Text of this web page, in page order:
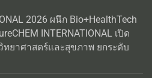
2026 ผนึก Bio+HealthTech
INTERNATIONAL เปิด
ทยาศาสตร์และสุขภาพ ยกระดับ